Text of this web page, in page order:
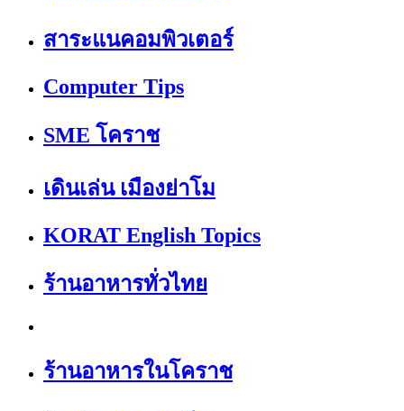
สาระแนคอมพิวเตอร์
Computer Tips
SME โคราช
เดินเล่น เมืองย่าโม
KORAT English Topics
ร้านอาหารทั่วไทย
ร้านอาหารในโคราช